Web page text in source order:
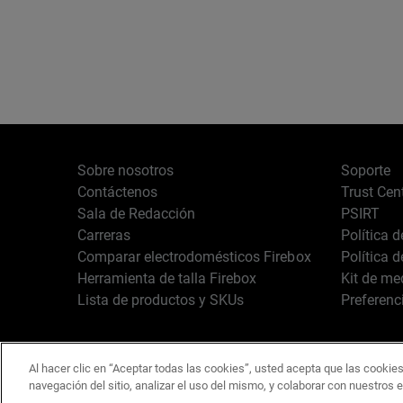
Sobre nosotros
Contáctenos
Sala de Redacción
Carreras
Comparar electrodomésticos Firebox
Herramienta de talla Firebox
Lista de productos y SKUs
Soporte
Trust
PSIRT
Política
Política
Kit de
Español Copyright © 1996-
Al hacer clic en “Aceptar todas las cookies”, usted acepta que las
navegación del sitio, analizar el uso del mismo, y colaborar con nuestros